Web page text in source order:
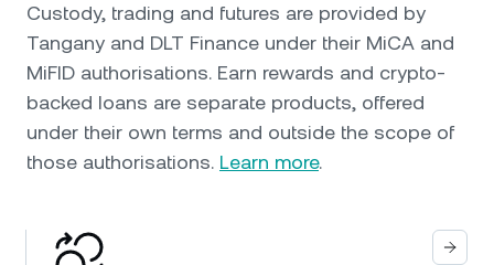
Custody, trading and futures are provided by
Tangany and DLT Finance under their MiCA and
MiFID authorisations. Earn rewards and crypto-
backed loans are separate products, offered
under their own terms and outside the scope of
those authorisations. Learn more.